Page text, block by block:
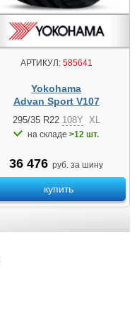
АРТИКУЛ:585641
Yokohama
Advan Sport V107
295/35 R22 108Y XL
на складе >12 шт.
36 476 руб. за шину
купить